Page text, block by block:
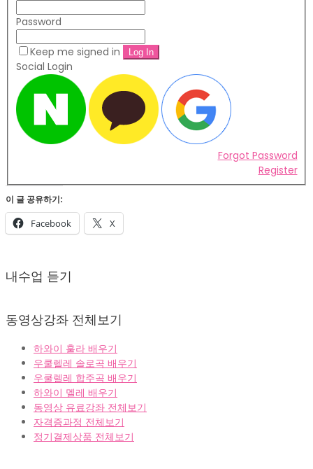
Password
Keep me signed in
Social Login
Forgot Password
Register
이 글 공유하기:
Facebook X
02-
내수업 듣기
동영상강좌 전체보기
하와이 훌라 배우기
우쿨렐레 솔로곡 배우기
우쿨렐레 합주곡 배우기
하와이 멜레 배우기
동영상 유료강좌 전체보기
자격증과정 전체보기
정기결제상품 전체보기